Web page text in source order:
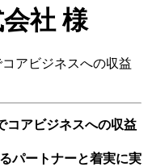
社 様
アビジネスへの収益
コアビジネスへの収益
パートナーと着実に実